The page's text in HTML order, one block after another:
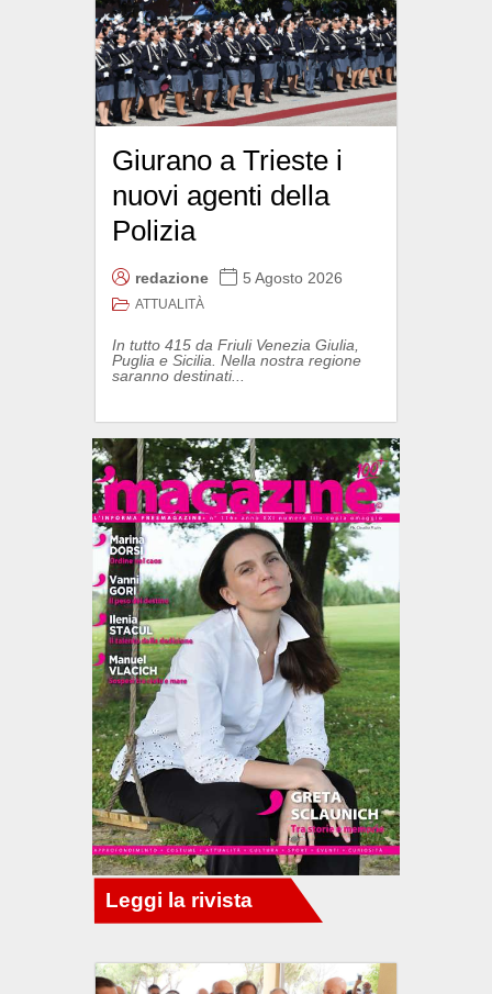
Giurano a Trieste i
nuovi agenti della
Polizia
redazione 5 Agosto 2026
ATTUALITÀ
In tutto 415 da Friuli Venezia Giulia,
Puglia e Sicilia. Nella nostra regione
saranno destinati...